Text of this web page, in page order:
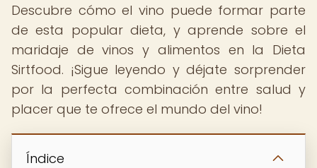
Descubre cómo el vino puede formar parte
de esta popular dieta, y aprende sobre el
maridaje de vinos y alimentos en la Dieta
Sirtfood. ¡Sigue leyendo y déjate sorprender
por la perfecta combinación entre salud y
placer que te ofrece el mundo del vino!
Índice